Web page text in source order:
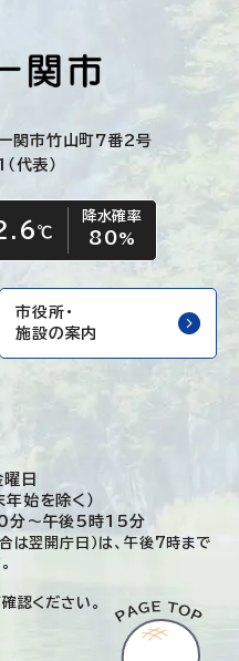
市竹山町7番2号
代表）
もり℃
降水確率
80%
市役所・
施設の案内
日
年始を除く）
分～午後5時15分
は翌開庁日）は、午後7時まで
認ください。